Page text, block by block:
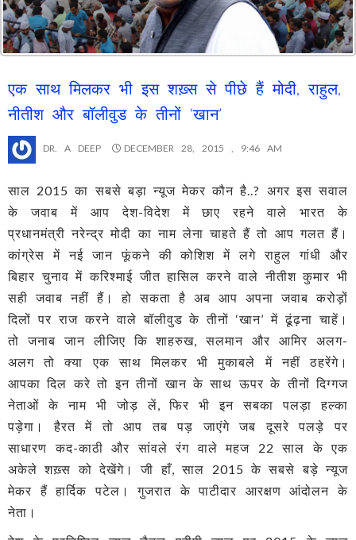
एक साथ मिलकर भी इस शख़्स से पीछे हैं मोदी, राहुल,
नीतीश और बॉलीवुड के तीनों ‘खान’
DR. A DEEP DECEMBER 28, 2015 , 9:46 AM
साल 2015 का सबसे बड़ा न्यूज मेकर कौन है..? अगर इस सवाल
के जवाब में आप देश-विदेश में छाए रहने वाले भारत के
प्रधानमंत्री नरेन्द्र मोदी का नाम लेना चाहते हैं तो आप गलत हैं।
कांग्रेस में नई जान फूंकने की कोशिश में लगे राहुल गांधी और
बिहार चुनाव में करिश्माई जीत हासिल करने वाले नीतीश कुमार भी
सही जवाब नहीं हैं। हो सकता है अब आप अपना जवाब करोड़ों
दिलों पर राज करने वाले बॉलीवुड के तीनों ‘खान’ में ढूंढ़ना चाहें।
तो जनाब जान लीजिए कि शाहरुख, सलमान और आमिर अलग-
अलग तो क्या एक साथ मिलकर भी मुकाबले में नहीं ठहरेंगे।
आपका दिल करे तो इन तीनों खान के साथ ऊपर के तीनों दिग्गज
नेताओं के नाम भी जोड़ लें, फिर भी इन सबका पलड़ा हल्का
पड़ेगा। हैरत में तो आप तब पड़ जाएंगे जब दूसरे पलड़े पर
साधारण कद-काठी और सांवले रंग वाले महज 22 साल के एक
अकेले शख़्स को देखेंगे। जी हाँ, साल 2015 के सबसे बड़े न्यूज
मेकर हैं हार्दिक पटेल। गुजरात के पाटीदार आरक्षण आंदोलन के
नेता।